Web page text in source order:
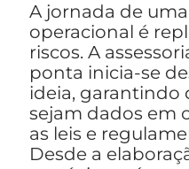
A jornada de
operacional é
riscos. A
ponta inicia-se
ideia, garantindo
sejam dados em
as leis e
Desde a